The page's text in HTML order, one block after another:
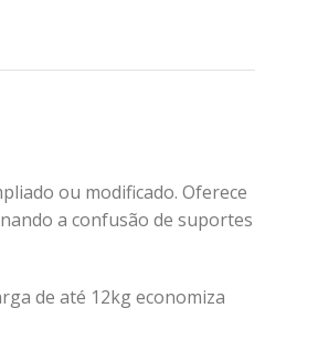
ou modificado. Oferece
a confusão de suportes
de até 12kg economiza